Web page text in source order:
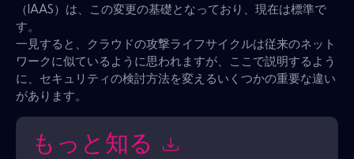
（IAAS）は、この変更の基礎となっており、現在は標準で
す。
一見すると、クラウドの攻撃ライフサイクルは従来のネット
ワークに似ているように思われますが、ここで説明するよう
に、セキュリティの検討方法を変えるいくつかの重要な違い
があります。
もっと知る